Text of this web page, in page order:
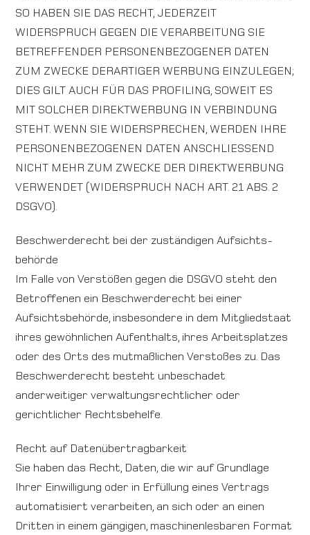
SO HABEN SIE DAS RECHT, JEDERZEIT
WIDERSPRUCH GEGEN DIE VERARBEITUNG SIE
BETREFFENDER PERSONENBEZOGENER DATEN
ZUM ZWECKE DERARTIGER WERBUNG EINZULEGEN;
DIES GILT AUCH FÜR DAS PROFILING, SOWEIT ES
MIT SOLCHER DIREKTWERBUNG IN VERBINDUNG
STEHT. WENN SIE WIDERSPRECHEN, WERDEN IHRE
PERSONENBEZOGENEN DATEN ANSCHLIESSEND
NICHT MEHR ZUM ZWECKE DER DIREKTWERBUNG
VERWENDET (WIDERSPRUCH NACH ART. 21 ABS. 2
DSGVO).
Beschwerde­recht bei der zuständigen Aufsichts­
behörde
Im Falle von Verstößen gegen die DSGVO steht den
Betroffenen ein Beschwerderecht bei einer
Aufsichtsbehörde, insbesondere in dem Mitgliedstaat
ihres gewöhnlichen Aufenthalts, ihres Arbeitsplatzes
oder des Orts des mutmaßlichen Verstoßes zu. Das
Beschwerderecht besteht unbeschadet
anderweitiger verwaltungsrechtlicher oder
gerichtlicher Rechtsbehelfe.
Recht auf Daten­übertrag­barkeit
Sie haben das Recht, Daten, die wir auf Grundlage
Ihrer Einwilligung oder in Erfüllung eines Vertrags
automatisiert verarbeiten, an sich oder an einen
Dritten in einem gängigen, maschinenlesbaren Format